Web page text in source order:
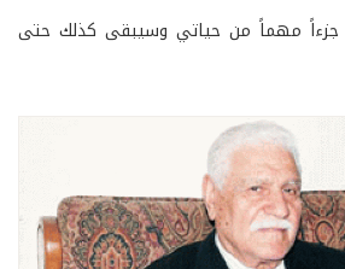
جزءاً مهماً من حياتي وسيبقى كذلك حتى